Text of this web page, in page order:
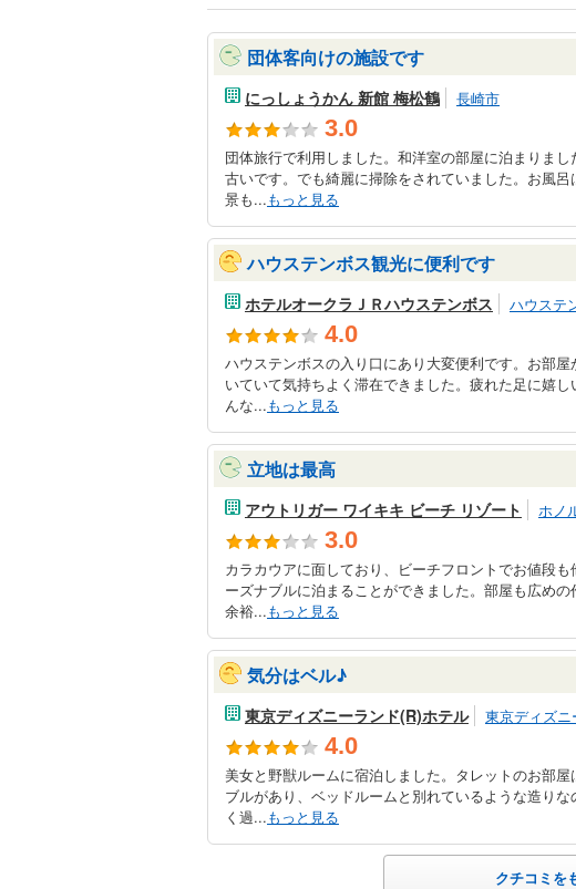
団体客向けの施設です
にっしょうかん 新館 梅松鶴 長崎市
3.0
団体旅行で利用しました。和洋室の部屋に泊まりま
古いです。でも綺麗に掃除をされていました。お風
景も...もっと見る
ハウステンボス観光に便利です
ホテルオークラＪＲハウステンボス ハウステ
4.0
ハウステンボスの入り口にあり大変便利です。お部
いていて気持ちよく滞在できました。疲れた足に嬉
んな...もっと見る
立地は最高
アウトリガー ワイキキ ビーチ リゾート ホノ
3.0
カラカウアに面しており、ビーチフロントでお値段
ーズナブルに泊まることができました。部屋も広め
余裕...もっと見る
気分はベル♪
東京ディズニーランド(R)ホテル 東京ディズニ
4.0
美女と野獣ルームに宿泊しました。タレットのお部
ブルがあり、ベッドルームと別れているような造り
く過...もっと見る
クチコミを